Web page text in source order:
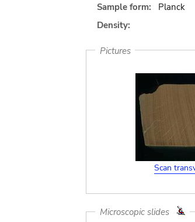
Sample form:
Planck
Density:
Pictures
Scan
Microscopic slides